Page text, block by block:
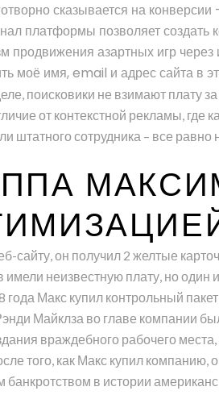
сказывается на
платформы позволяет создать
продвижения азартных игр через
моё имя, email и адрес сайта в
поисковики не взимают плату
от контекстной рекламы,
штатного сотрудника – все
сайту, он получил 2 желтые
неизвестную плату, но один
года Макс купил контрольный
Майклза во главе компании
враждебного рабочего
того, как Макс купил
банкротством в истории